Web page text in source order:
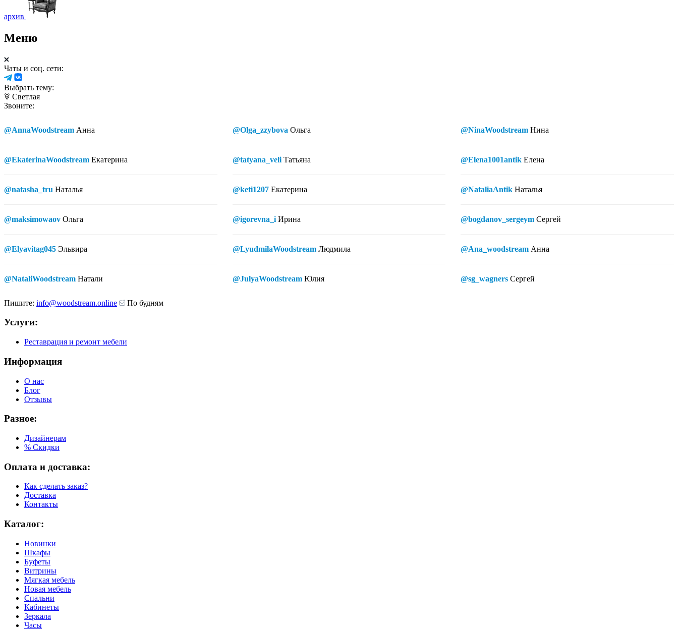
архив
Меню
Чаты и соц. сети:
Выбрать тему:
Светлая
Звоните:
@AnnaWoodstream Анна
@EkaterinaWoodstream Екатерина
@natasha_tru Наталья
@maksimowaov Ольга
@Elyavitag045 Эльвира
@NataliWoodstream Натали
@Olga_zzybova Ольга
@tatyana_veli Татьяна
@keti1207 Екатерина
@igorevna_i Ирина
@LyudmilaWoodstream Людмила
@JulyaWoodstream Юлия
@NinaWoodstream Нина
@Elena1001antik Елена
@NataliaAntik Наталья
@bogdanov_sergeym Сергей
@Ana_woodstream Анна
@sg_wagners Сергей
Пишите: info@woodstream.online По будням
Услуги:
Реставрация и ремонт мебели
Информация
О нас
Блог
Отзывы
Разное:
Дизайнерам
% Скидки
Оплата и доставка:
Как сделать заказ?
Доставка
Контакты
Каталог:
Новинки
Шкафы
Буфеты
Витрины
Мягкая мебель
Новая мебель
Спальни
Кабинеты
Зеркала
Часы